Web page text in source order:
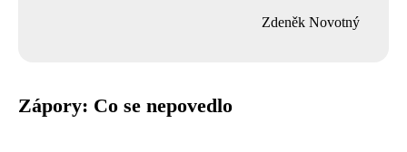
Zdeněk Novotný
Zápory: Co se nepovedlo